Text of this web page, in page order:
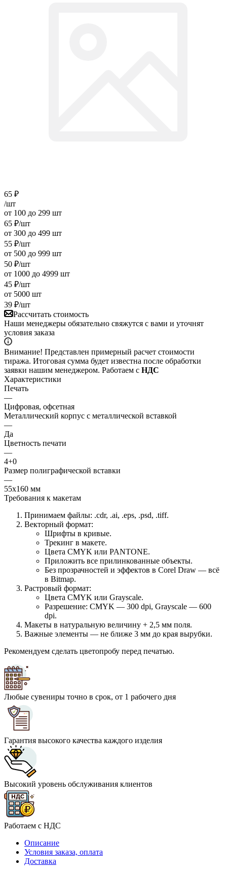
65 ₽
/шт
от 100 до 299 шт
65 ₽/шт
от 300 до 499 шт
55 ₽/шт
от 500 до 999 шт
50 ₽/шт
от 1000 до 4999 шт
45 ₽/шт
от 5000 шт
39 ₽/шт
Рассчитать стоимость
Наши менеджеры обязательно свяжутся с вами и уточнят
условия заказа
Внимание! Представлен примерный расчет стоимости
тиража. Итоговая сумма будет известна после обработки
заявки нашим менеджером. Работаем с НДС
Характеристики
Печать
—
Цифровая, офсетная
Металлический корпус с металлической вставкой
—
Да
Цветность печати
—
4+0
Размер полиграфической вставки
—
55х160 мм
Требования к макетам
Принимаем файлы: .cdr, .ai, .eps, .psd, .tiff.
Векторный формат:
Шрифты в кривые.
Трекинг в макете.
Цвета CMYK или PANTONE.
Приложить все прилинкованные объекты.
Без прозрачностей и эффектов в Corel Draw — всё
в Bitmap.
Растровый формат:
Цвета CMYK или Grayscale.
Разрешение: CMYK — 300 dpi, Grayscale — 600
dpi.
Макеты в натуральную величину + 2,5 мм поля.
Важные элементы — не ближе 3 мм до края вырубки.
Рекомендуем сделать цветопробу перед печатью.
Любые сувениры точно в срок, от 1 рабочего дня
Гарантия высокого качества каждого изделия
Высокий уровень обслуживания клиентов
Работаем с НДС
Описание
Условия заказа, оплата
Доставка